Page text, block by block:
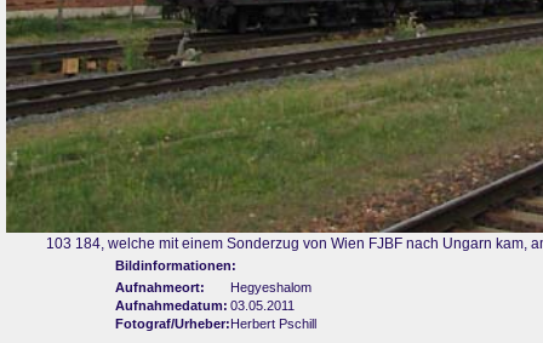
103 184, welche mit einem Sonderzug von Wien FJBF nach Ungarn kam,
Bildinformationen:
Aufnahmeort:
Hegyeshalom
Aufnahmedatum: 03.05.2011
Fotograf/Urheber:Herbert Pschill